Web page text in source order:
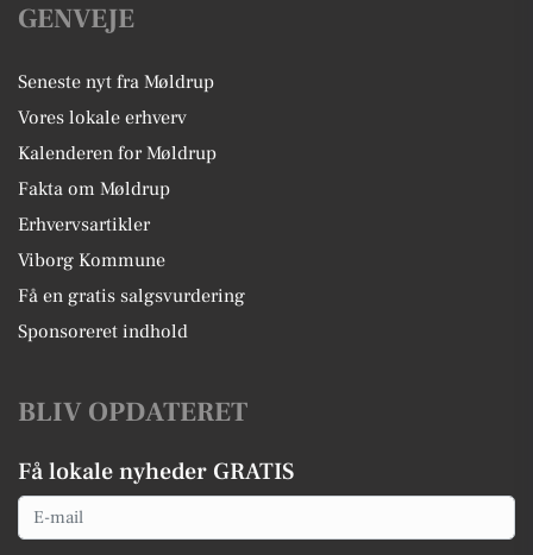
GENVEJE
Seneste nyt fra Møldrup
Vores lokale erhverv
Kalenderen for Møldrup
Fakta om Møldrup
Erhvervsartikler
Viborg Kommune
Få en gratis salgsvurdering
Sponsoreret indhold
BLIV OPDATERET
Få lokale nyheder GRATIS
Email